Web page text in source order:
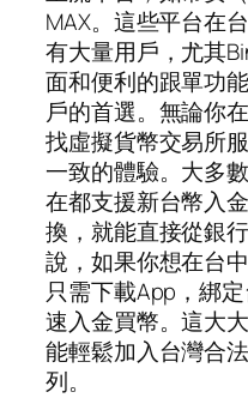
MAX。這些平台在
有大量用戶，尤其
面和便利的跟單功
戶的首選。無論你
找虛擬貨幣交易所
一致的體驗。大多數
在都支援新台幣入
換，就能直接從銀
說，如果你想在台
只需下載App，綁
速入金買幣。這大
能輕鬆加入台灣合
列。